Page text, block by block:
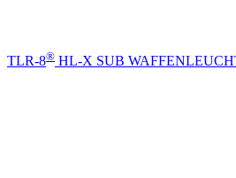
TLR-8® HL-X SUB